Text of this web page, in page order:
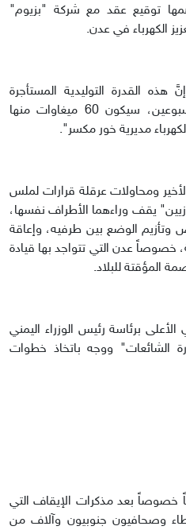
توقيع عقد مع شركة "بزيوم"
الخليفي لـ "سوث24" إنَّ هذه القدرة التوليدية المستأجرة
ستدخل الخدمة "في غضون أسبوعين، سيكون 60 ميغاوات منها
ومحاولات عرقلة قرارات لملس
يقف وراءهما الأطراف نفسها،
وتأزيم الوضع بين طرفيه، وإعاقة
خصوصاً عدن التي تتواجد بها قيادة
المؤقتة للبلاد.
برئاسة رئيس الوزراء اليمني
الشائعات" ووجه باتخاذ خطوات
بعد مذكرات الإيقاف التي
وصحافيون جنوبيون وآلاف من